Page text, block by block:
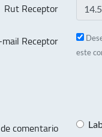
Rut Receptor
Receptor
este
comentario